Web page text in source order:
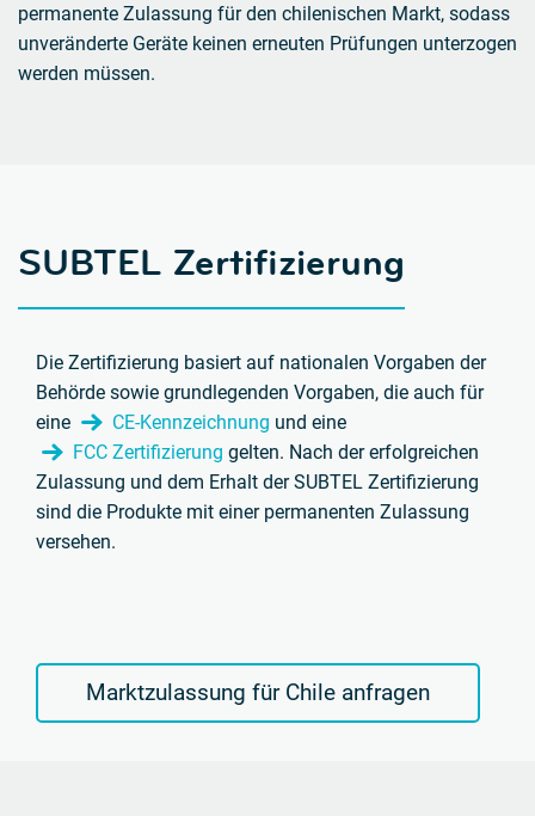
permanente Zulassung für den chilenischen Markt, sodass
unveränderte Geräte keinen erneuten Prüfungen unterzogen
werden müssen.
SUBTEL Zertifizierung
Die Zertifizierung basiert auf nationalen Vorgaben der
Behörde sowie grundlegenden Vorgaben, die auch für
eine
CE-Kennzeichnung und eine
FCC Zertifizierung gelten. Nach der erfolgreichen
Zulassung und dem Erhalt der SUBTEL Zertifizierung
sind die Produkte mit einer permanenten Zulassung
versehen.
Marktzulassung für Chile anfragen